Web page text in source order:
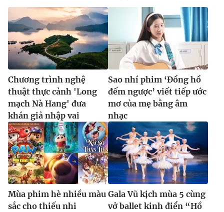
Chương trình nghệ
thuật thực cảnh 'Long
mạch Nà Hang' đưa
khán giả nhập vai
Sao nhí phim ‘Đồng hồ
đếm ngược’ viết tiếp ước
mơ của mẹ bằng âm
nhạc
Mùa phim hè nhiều màu
sắc cho thiếu nhi
Gala Vũ kịch mùa 5 cùng
vở ballet kinh điển “Hồ